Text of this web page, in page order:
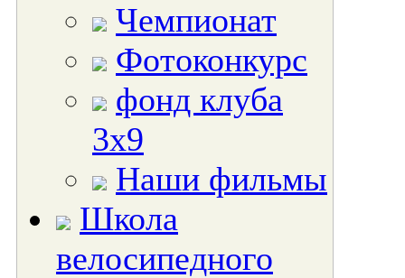
Чемпионат
Фотоконкурс
фонд клуба
3х9
Наши фильмы
Школа
велосипедного